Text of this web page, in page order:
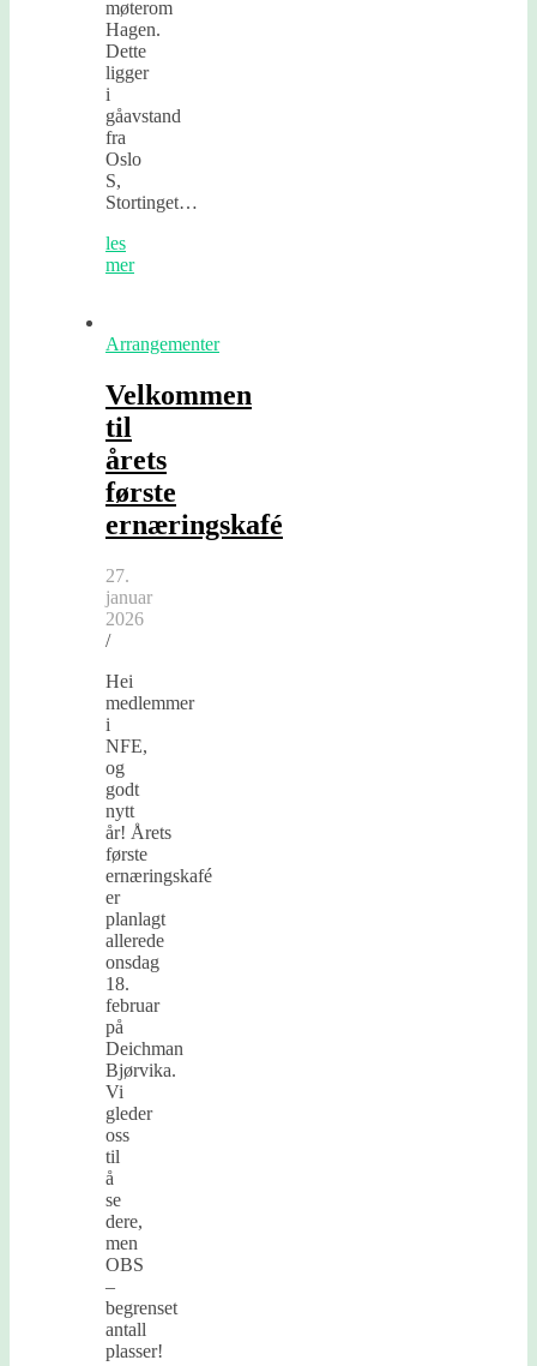
møterom
Hagen.
Dette
ligger
i
gåavstand
fra
Oslo
S,
Stortinget…
les
mer
Arrangementer
Velkommen
til
årets
første
ernæringskafé
27.
januar
2026
/
Hei
medlemmer
i
NFE,
og
godt
nytt
år! Årets
første
ernæringskafé
er
planlagt
allerede
onsdag
18.
februar
på
Deichman
Bjørvika.
Vi
gleder
oss
til
å
se
dere,
men
OBS
–
begrenset
antall
plasser!